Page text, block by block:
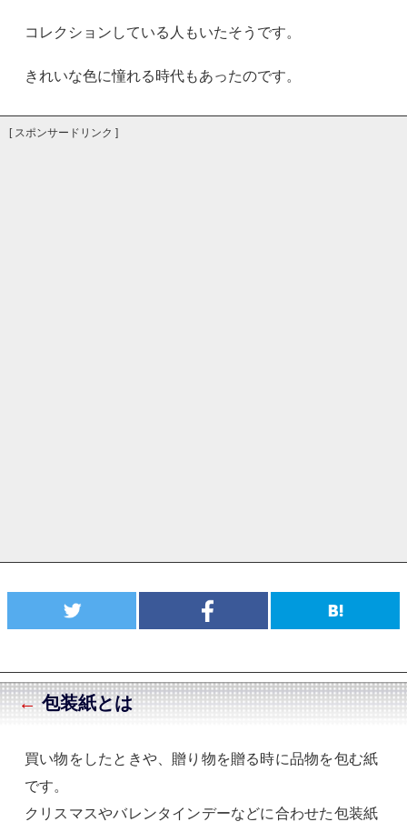
コレクションしている人もいたそうです。
きれいな色に憧れる時代もあったのです。
[ スポンサードリンク ]
←包装紙とは
買い物をしたときや、贈り物を贈る時に品物を包む紙
です。
クリスマスやバレンタインデーなどに合わせた包装紙